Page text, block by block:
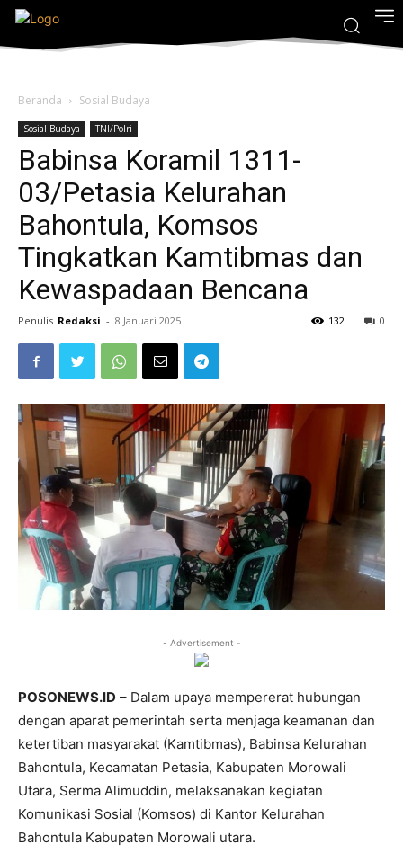
Beranda Sosial Budaya
Sosial Budaya TNI/Polri
Babinsa Koramil 1311-
03/Petasia Kelurahan
Bahontula, Komsos
Tingkatkan Kamtibmas dan
Kewaspadaan Bencana
Penulis Redaksi - 8 Januari 2025 0
132
- Advertisement -
POSONEWS.ID – Dalam upaya mempererat hubungan
dengan aparat pemerintah serta menjaga keamanan dan
ketertiban masyarakat (Kamtibmas), Babinsa Kelurahan
Bahontula, Kecamatan Petasia, Kabupaten Morowali
Utara, Serma Alimuddin, melaksanakan kegiatan
Komunikasi Sosial (Komsos) di Kantor Kelurahan
Bahontula Kabupaten Morowali utara.